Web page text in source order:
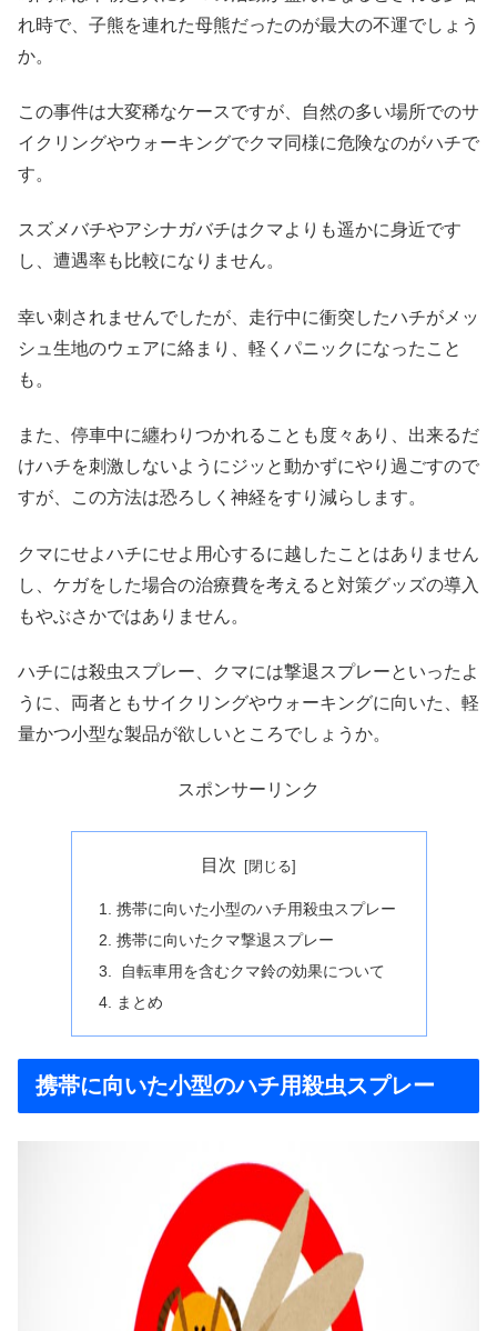
れ時で、子熊を連れた母熊だったのが最大の不運でしょう
か。
この事件は大変稀なケースですが、自然の多い場所でのサ
イクリングやウォーキングでクマ同様に危険なのがハチで
す。
スズメバチやアシナガバチはクマよりも遥かに身近です
し、遭遇率も比較になりません。
幸い刺されませんでしたが、走行中に衝突したハチがメッ
シュ生地のウェアに絡まり、軽くパニックになったこと
も。
また、停車中に纏わりつかれることも度々あり、出来るだ
けハチを刺激しないようにジッと動かずにやり過ごすので
すが、この方法は恐ろしく神経をすり減らします。
クマにせよハチにせよ用心するに越したことはありません
し、ケガをした場合の治療費を考えると対策グッズの導入
もやぶさかではありません。
ハチには殺虫スプレー、クマには撃退スプレーといったよ
うに、両者ともサイクリングやウォーキングに向いた、軽
量かつ小型な製品が欲しいところでしょうか。
スポンサーリンク
目次
携帯に向いた小型のハチ用殺虫スプレー
携帯に向いたクマ撃退スプレー
自転車用を含むクマ鈴の効果について
まとめ
携帯に向いた小型のハチ用殺虫スプレー